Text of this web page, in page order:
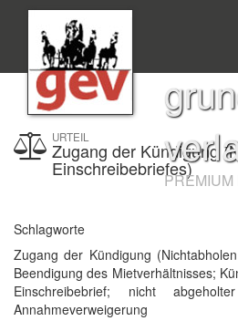
URTEIL
Zugang der Kündigung
Einschreibebriefes)
Schlagworte
Zugang der Kündigung
Beendigung des Mietverhältnisses;
Einschreibebrief; nicht abgeholter
Annahmeverweigerung